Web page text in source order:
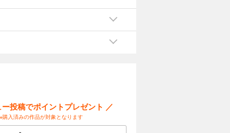
ー投稿でポイントプレゼント ／
※購入済みの作品が対象となります